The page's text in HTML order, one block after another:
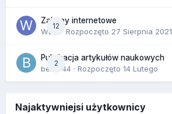
12
Zakupy internetowe
Wula · Rozpoczęto 27 Sierpnia 2021
2
Publikacja artykułów naukowych
berus44 · Rozpoczęto 14 Lutego
Najaktywniejsi użytkownicy